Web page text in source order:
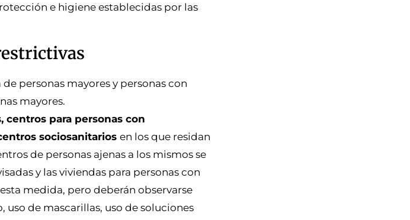
e higiene establecidas por las
de personas mayores y personas con
mayores.
centros para personas con
sociosanitarios en los que residan
de personas ajenas a los mismos se
y las viviendas para personas con
medida, pero deberán observarse
de mascarillas, uso de soluciones